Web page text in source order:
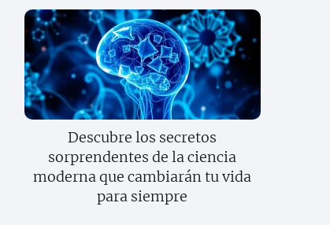
Descubre los secretos
sorprendentes de la ciencia
moderna que cambiarán tu vida
para siempre